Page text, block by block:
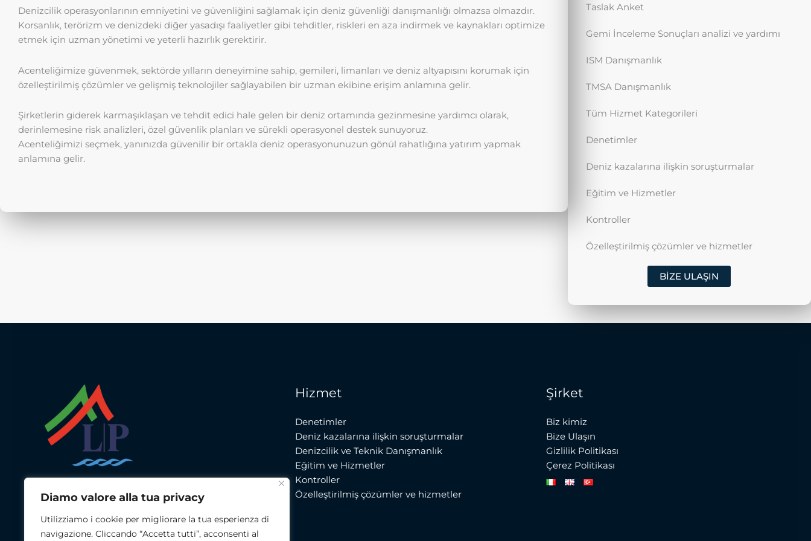
Diamo valore alla tua privacy
Utilizziamo i cookie per migliorare la tua esperienza di
navigazione. Cliccando “Accetta tutti”, acconsenti al
Denizcilik operasyonlarının emniyetini ve güvenliğini sağlamak için deniz güvenliği danışmanlığı olmazsa olmazdır.
Korsanlık, terörizm ve denizdeki diğer yasadışı faaliyetler gibi tehditler, riskleri en aza indirmek ve kaynakları optimize
etmek için uzman yönetimi ve yeterli hazırlık gerektirir.
Acenteliğimize güvenmek, sektörde yılların deneyimine sahip, gemileri, limanları ve deniz altyapısını korumak için
özelleştirilmiş çözümler ve gelişmiş teknolojiler sağlayabilen bir uzman ekibine erişim anlamına gelir.
Şirketlerin giderek karmaşıklaşan ve tehdit edici hale gelen bir deniz ortamında gezinmesine yardımcı olarak,
derinlemesine risk analizleri, özel güvenlik planları ve sürekli operasyonel destek sunuyoruz.
Acenteliğimizi seçmek, yanınızda güvenilir bir ortakla deniz operasyonunuzun gönül rahatlığına yatırım yapmak
anlamına gelir.
Taslak Anket
Gemi İnceleme Sonuçları analizi ve yardımı
ISM Danışmanlık
TMSA Danışmanlık
Tüm Hizmet Kategorileri
Denetimler
Deniz kazalarına ilişkin soruşturmalar
Eğitim ve Hizmetler
Kontroller
Özelleştirilmiş çözümler ve hizmetler
BIZE ULAŞIN
LP Studio Tecnico Navale
Hizmet
Denetimler
Deniz kazalarına ilişkin soruşturmalar
Denizcilik ve Teknik Danışmanlık
Eğitim ve Hizmetler
Kontroller
Özelleştirilmiş çözümler ve hizmetler
Şirket
Biz kimiz
Bize Ulaşın
Gizlilik Politikası
Çerez Politikası